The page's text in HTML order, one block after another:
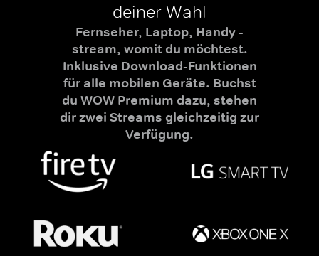
deiner Wahl
Fernseher, Laptop, Handy -
stream, womit du möchtest.
Inklusive Download-Funktionen
für alle mobilen Geräte. Buchst
du WOW Premium dazu, stehen
dir zwei Streams gleichzeitig zur
Verfügung.